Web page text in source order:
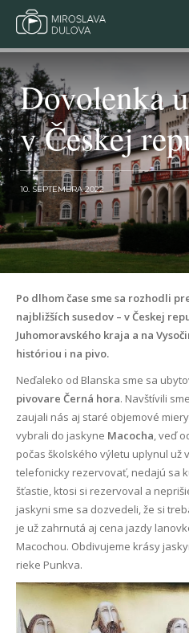
Dovolenka
v Českej
10. SEPTEMBRA 2022
OLDER POST
Po dlhom čase sme sa rozhodli
najbližších susedov – v Českej
Juhomoravského kraja a na
históriou i na pivo.
Neďaleko od Blanska sme sa
pivovare Černá hora. Navštívili
zaujali nás aj staré objemové
vybrali do jaskyne Macocha, veď
počas školského výletu uplynul už
telefonicky rezervovať, nedajú sa
šťastie, ktosi si rezervoval a
jaskyni sme sa dozvedeli, že si
je už zahrnutá aj cena jazdy
Macochou. Obdivujeme krásy
rieke Punkva.